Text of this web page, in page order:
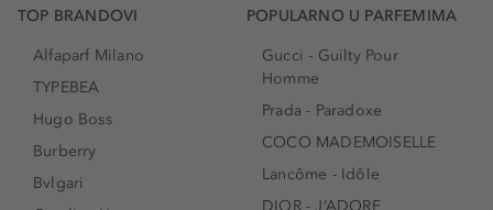
TOP BRANDOVI
Alfaparf Milano
TYPEBEA
Hugo Boss
Burberry
Bvlgari
POPULARNO U PARFEMIMA
Gucci - Guilty Pour
Homme
Prada - Paradoxe
COCO MADEMOISELLE
Lancôme - Idôle
DIOR - J’ADORE